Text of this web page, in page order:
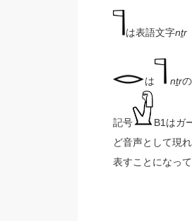
は表語文字nṯr
は nṯr
記号
B1はガ
ど音声として現
表すことになっ